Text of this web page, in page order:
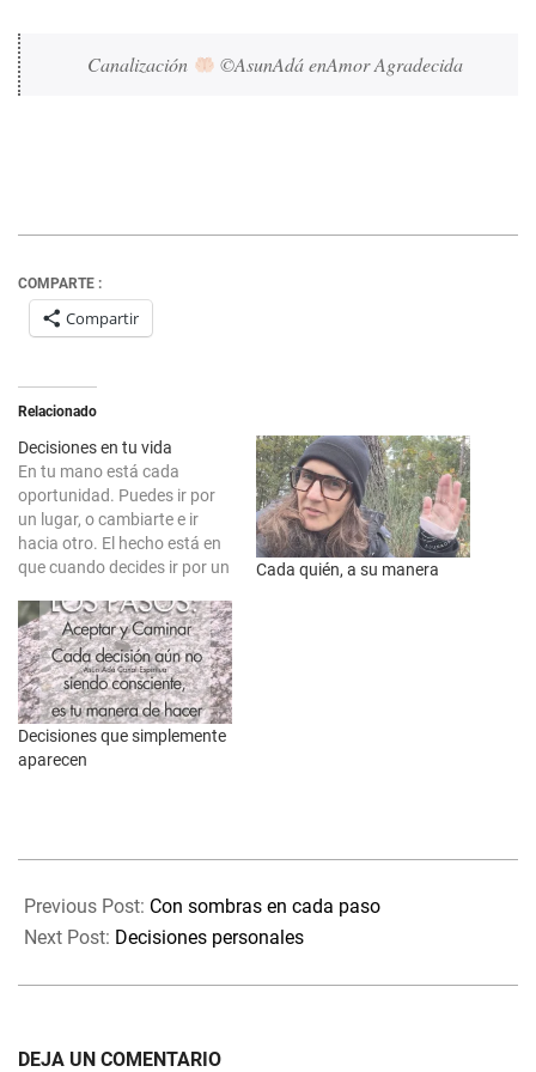
Canalización ©AsunAdá enAmor Agradecida
COMPARTE :
Compartir
Relacionado
Decisiones en tu vida
En tu mano está cada
oportunidad. Puedes ir por
un lugar, o cambiarte e ir
hacia otro. El hecho está en
que cuando decides ir por un
poder tomar otras
decisiones que puedan ser
complementarias, retomar
otras ideas, volver sobre tus
pasos a algo…
Cada quién, a su manera
Decisiones que simplemente
aparecen
02-
02
Previous Post: Con sombras en cada paso
Next Post: Decisiones personales
DEJA UN COMENTARIO